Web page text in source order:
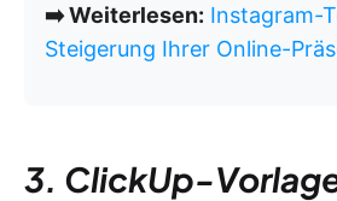
➡️ Weiterlesen: Instagram-
Steigerung Ihrer Online-
3. ClickUp-